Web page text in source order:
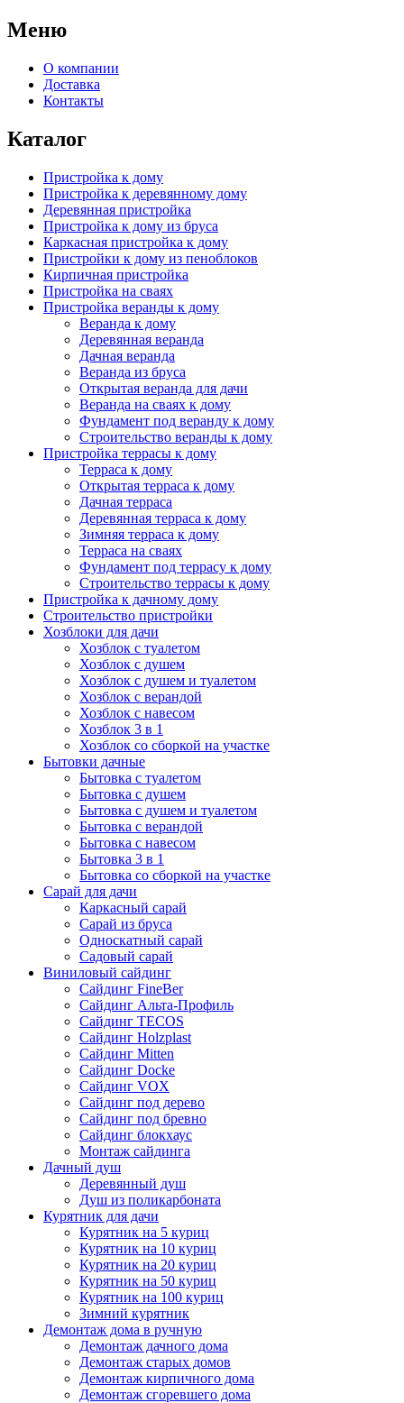
Меню
О компании
Доставка
Контакты
Каталог
Пристройка к дому
Пристройка к деревянному дому
Деревянная пристройка
Пристройка к дому из бруса
Каркасная пристройка к дому
Пристройки к дому из пеноблоков
Кирпичная пристройка
Пристройка на сваях
Пристройка веранды к дому
Веранда к дому
Деревянная веранда
Дачная веранда
Веранда из бруса
Открытая веранда для дачи
Веранда на сваях к дому
Фундамент под веранду к дому
Строительство веранды к дому
Пристройка террасы к дому
Терраса к дому
Открытая терраса к дому
Дачная терраса
Деревянная терраса к дому
Зимняя терраса к дому
Терраса на сваях
Фундамент под террасу к дому
Строительство террасы к дому
Пристройка к дачному дому
Строительство пристройки
Хозблоки для дачи
Хозблок с туалетом
Хозблок с душем
Хозблок с душем и туалетом
Хозблок с верандой
Хозблок с навесом
Хозблок 3 в 1
Хозблок со сборкой на участке
Бытовки дачные
Бытовка с туалетом
Бытовка с душем
Бытовка с душем и туалетом
Бытовка с верандой
Бытовка с навесом
Бытовка 3 в 1
Бытовка со сборкой на участке
Сарай для дачи
Каркасный сарай
Сарай из бруса
Односкатный сарай
Садовый сарай
Виниловый сайдинг
Сайдинг FineBer
Сайдинг Альта-Профиль
Сайдинг TECOS
Сайдинг Holzplast
Сайдинг Mitten
Сайдинг Docke
Сайдинг VOX
Сайдинг под дерево
Сайдинг под бревно
Сайдинг блокхаус
Монтаж сайдинга
Дачный душ
Деревянный душ
Душ из поликарбоната
Курятник для дачи
Курятник на 5 куриц
Курятник на 10 куриц
Курятник на 20 куриц
Курятник на 50 куриц
Курятник на 100 куриц
Зимний курятник
Демонтаж дома в ручную
Демонтаж дачного дома
Демонтаж старых домов
Демонтаж кирпичного дома
Демонтаж сгоревшего дома